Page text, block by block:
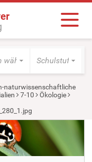
wählen Schulstufe
naturwissenschaftliche
7-10
Ökologie